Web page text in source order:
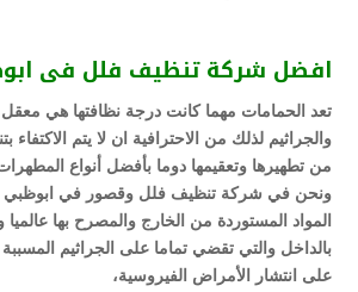
افضل شركة تنظيف فلل فى
تعد الحمامات مهما كانت درجة نظافتها هي معقل
والجراثيم لذلك من الاحترافية ان لا يتم الاكتفاء
من تطهيرها وتعقيمها دوما بأفضل أنواع
ونحن في شركة تنظيف فلل وقصور في ابوظبي
المواد المستوردة من الخارج والمصرح بها
بالداخل والتي تقضي تماما على الجراثيم
على انتشار الأمراض الفيروسية،